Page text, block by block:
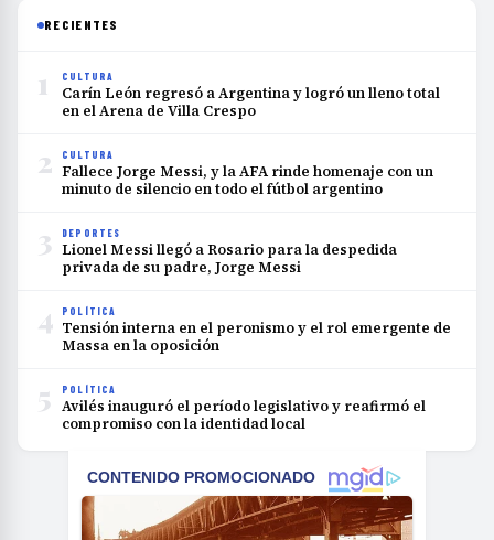
RECIENTES
1 CULTURA
Carín León regresó a Argentina y logró un lleno total
en el Arena de Villa Crespo
2 CULTURA
Fallece Jorge Messi, y la AFA rinde homenaje con un
minuto de silencio en todo el fútbol argentino
3 DEPORTES
Lionel Messi llegó a Rosario para la despedida
privada de su padre, Jorge Messi
4 POLÍTICA
Tensión interna en el peronismo y el rol emergente de
Massa en la oposición
5 POLÍTICA
Avilés inauguró el período legislativo y reafirmó el
compromiso con la identidad local